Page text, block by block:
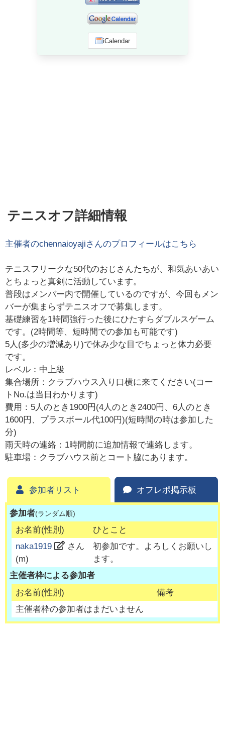
iCalendar
テニスオフ詳細情報
主催者のchennaioyajiさんのプロフィールはこちら
テニスフリークな50代のおじさんたちが、和気あいあい
とちょっと真剣に活動しています。
普段はメンバー内で開催しているのですが、今回もメン
バーが集まらずテニスオフで募集します。
基礎練習を1時間強行った後にひたすらダブルスゲーム
です。(2時間等、短時間での参加も可能です)
5人(多少の増減あり)で休み少な目でちょっと体力必要
です。
レベル：中上級
集合場所：クラブハウス入り口横に来てください(コー
トNo.は当日わかります)
費用：5人のとき1900円(4人のとき2400円、6人のとき
1600円、プラスボール代100円)(短時間の時は参加した
分)
雨天時の連絡：1時間前に追加情報で連絡します。
駐車場：クラブハウス前とコート脇にあります。
参加者リスト オフレポ掲示板
参加者(ランダム順)
お名前(性別)
ひとこと
naka1919
さん
(m)
初参加です。よろしくお願いし
ます。
主催者枠による参加者
お名前(性別)
備考
主催者枠の参加者はまだいません